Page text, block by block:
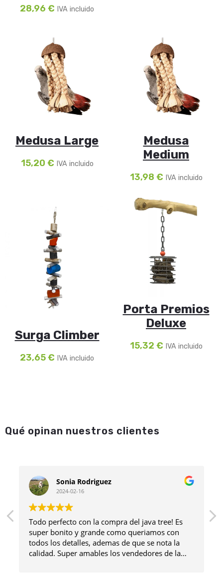
28,96 € IVA incluido
Medusa Large
15,20 € IVA incluido
Medusa
Medium
13,98 € IVA incluido
Surga Climber
23,65€ IVA incluido
Porta Premios
Deluxe
15,32 € IVA incluido
Qué opinan nuestros clientes
Sonia Rodriguez
2024-02-16
Todo perfecto con la compra del java tree! Es
super bonito y grande como queriamos con
todos los detalles, ademas de que se nota la
calidad. Super amables los vendedores de la